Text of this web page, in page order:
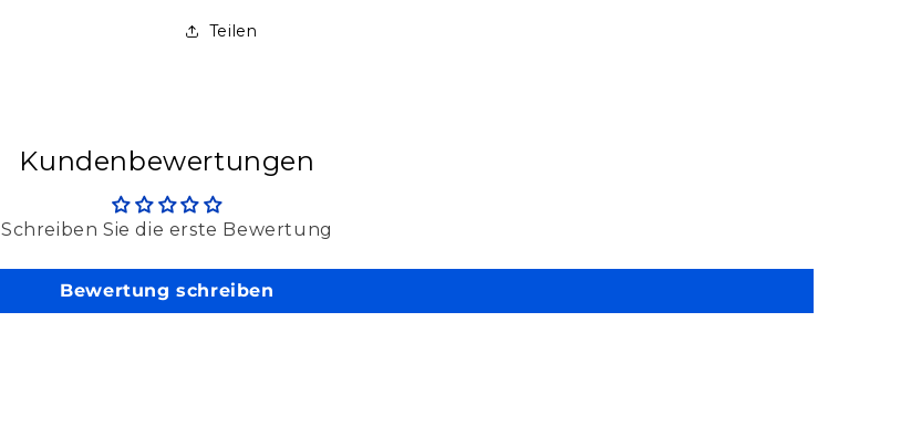
Teilen
Kundenbewertungen
Schreiben Sie die erste Bewertung
Bewertung schreiben